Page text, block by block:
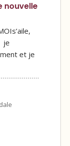
nouvelle
je
et je